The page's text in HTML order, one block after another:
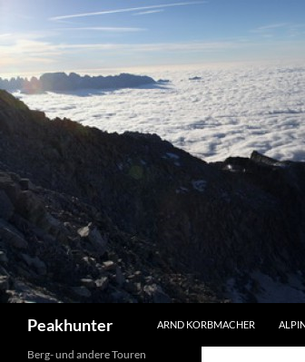
Inhalt
springen
Peakhunter ARND KORBMACHER
Berg- und andere Touren